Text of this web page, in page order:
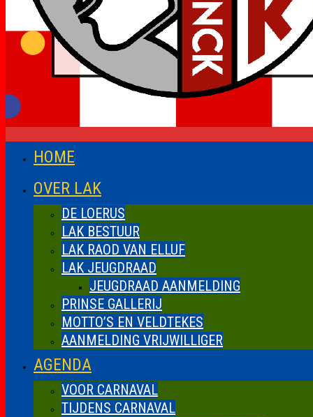
HOME
OVER LAK
DE LOERUS
LAK BESTUUR
LAK RAOD VAN ELLUF
LAK JEUGDRAAD
JEUGDRAAD AANMELDING
PRINSE GALLERIJ
MOTTO’S EN VELDTEKES
AANMELDING VRIJWILLIGER
AGENDA
VOOR CARNAVAL
TIJDENS CARNAVAL